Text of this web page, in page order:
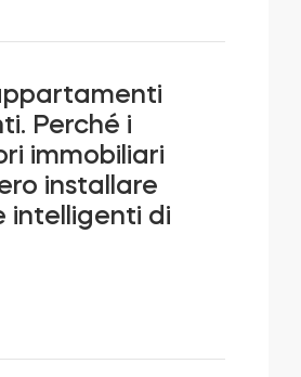
Perché i
immobiliari
installare
intelligenti di